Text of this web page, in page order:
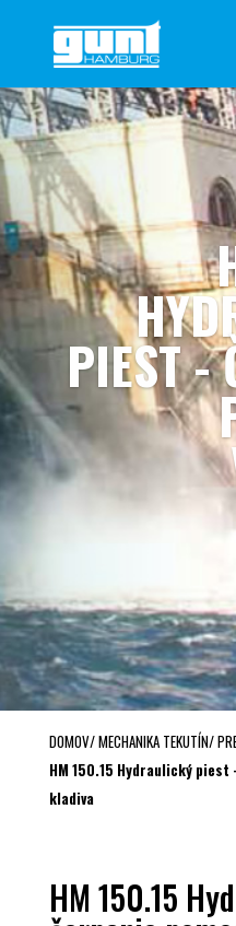
PIEST -
DOMOV/MECHANIKA TEKUTÍN/
HM 150.15 Hydraulický piest
kladiva
HM 150.15